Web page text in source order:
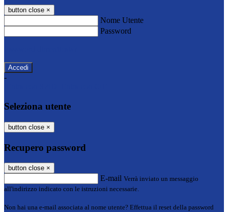
button close ×
Nome Utente
Password
-
Seleziona utente
button close ×
Recupero password
button close ×
E-mail Verrà inviato un messaggio
all'indirizzo indicato con le istruzioni necessarie.
Non hai una e-mail associata al nome utente? Effettua il reset della password